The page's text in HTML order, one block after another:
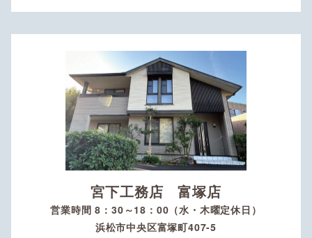
宮下工務店 富塚店
営業時間 8：30～18：00（水・木曜定休日）
浜松市中央区富塚町407-5